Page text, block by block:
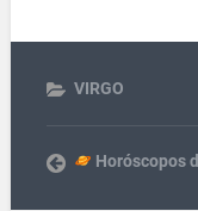
VIRGO
Horóscopos